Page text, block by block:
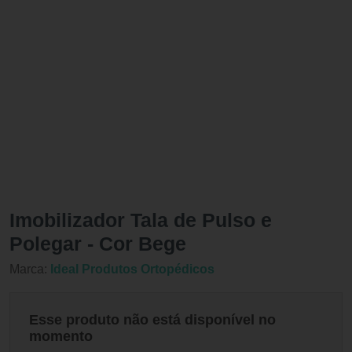
Imobilizador Tala de Pulso e
Polegar - Cor Bege
Marca: Ideal Produtos Ortopédicos
Esse produto não está disponível no
momento